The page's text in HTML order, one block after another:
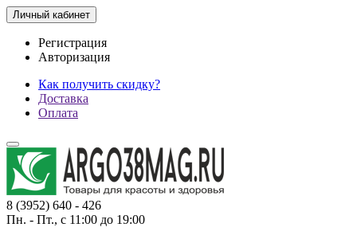
Личный кабинет
Регистрация
Авторизация
Как получить скидку?
Доставка
Оплата
8 (3952) 640 - 426
Пн. - Пт., с 11:00 до 19:00